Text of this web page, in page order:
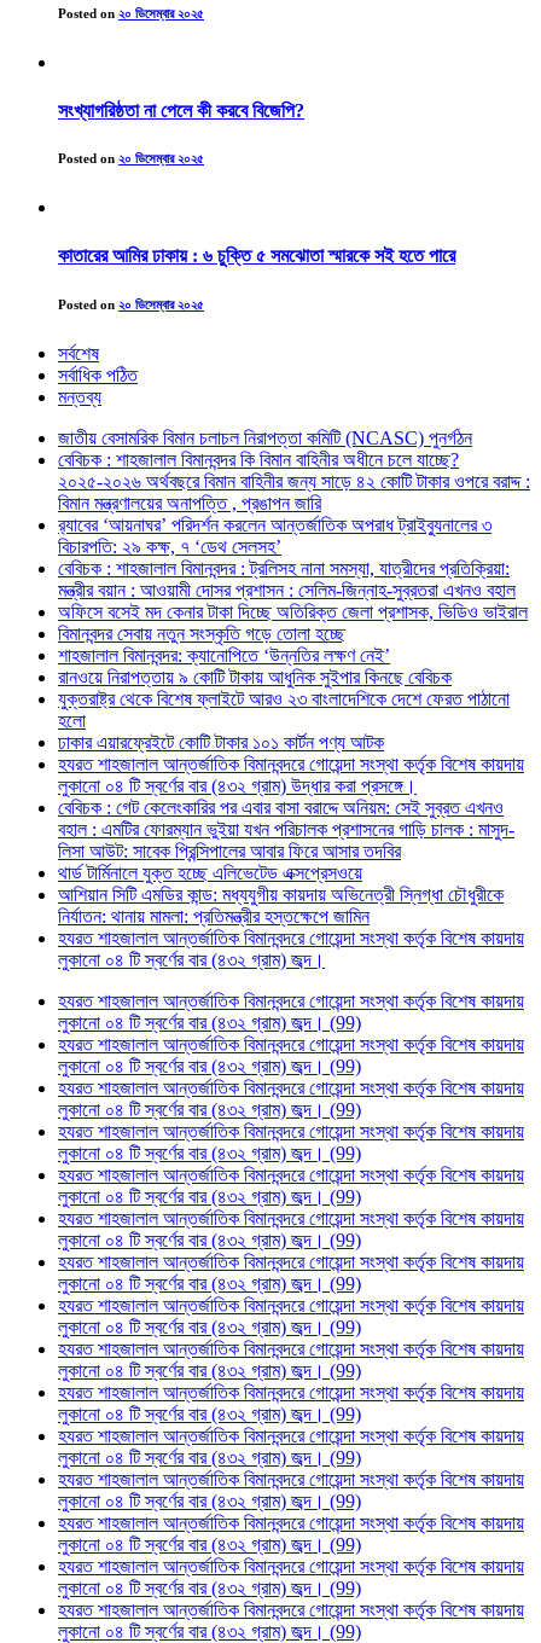
Posted on ২০ ডিসেম্বার ২০২৫
সংখ্যাগরিষ্ঠতা না পেলে কী করবে বিজেপি?
Posted on ২০ ডিসেম্বার ২০২৫
কাতারের আমির ঢাকায় : ৬ চুক্তি ৫ সমঝোতা স্মারকে সই হতে পারে
Posted on ২০ ডিসেম্বার ২০২৫
সর্বশেষ
সর্বাধিক পঠিত
মন্তব্য
জাতীয় বেসামরিক বিমান চলাচল নিরাপত্তা কমিটি (NCASC) পুনর্গঠন
বেবিচক : শাহজালাল বিমানবন্দর কি বিমান বাহিনীর অধীনে চলে যাচ্ছে?
২০২৫-২০২৬ অর্থবছরে বিমান বাহিনীর জন্য সাড়ে ৪২ কোটি টাকার ওপরে বরাদ্দ :
বিমান মন্ত্রণালয়ের অনাপত্তি , প্রঙাপন জারি
র‍্যাবের ‘আয়নাঘর’ পরিদর্শন করলেন আন্তর্জাতিক অপরাধ ট্রাইব্যুনালের ৩
বিচারপতি: ২৯ কক্ষ, ৭ ‘ডেথ সেলসহ’
বেবিচক : শাহজালাল বিমানবন্দর : ট্রলিসহ নানা সমস্যা, যাত্রীদের প্রতিক্রিয়া:
মন্ত্রীর বয়ান : আওয়ামী দোসর প্রশাসন : সেলিম-জিন্নাহ-সুব্রতরা এখনও বহাল
অফিসে বসেই মদ কেনার টাকা দিচ্ছে অতিরিক্ত জেলা প্রশাসক, ভিডিও ভাইরাল
বিমানবন্দর সেবায় নতুন সংস্কৃতি গড়ে তোলা হচ্ছে
শাহজালাল বিমানবন্দর: ক্যানোপিতে ‘উন্নতির লক্ষণ নেই’
রানওয়ে নিরাপত্তায় ৯ কোটি টাকায় আধুনিক সুইপার কিনছে বেবিচক
যুক্তরাষ্ট্র থেকে বিশেষ ফ্লাইটে আরও ২৩ বাংলাদেশিকে দেশে ফেরত পাঠানো
হলো
ঢাকার এয়ারফ্রেইটে কোটি টাকার ১০১ কার্টন পণ্য আটক
হযরত শাহজালাল আন্তর্জাতিক বিমানবন্দরে গোয়েন্দা সংস্থা কর্তৃক বিশেষ কায়দায়
লুকানো ০৪ টি স্বর্ণের বার (৪৩২ গ্রাম) উদ্ধার করা প্রসঙ্গে।
বেবিচক : গেট কেলেংকারির পর এবার বাসা বরাদ্দে অনিয়ম: সেই সুব্রত এখনও
বহাল : এমটির ফোরম্যান ভুইয়া যখন পরিচালক প্রশাসনের গাড়ি চালক : মাসুদ-
লিসা আউট: সাবেক প্রিন্সিপালের আবার ফিরে আসার তদবির
থার্ড টার্মিনালে যুক্ত হচ্ছে এলিভেটেড এক্সপ্রেসওয়ে
আশিয়ান সিটি এমডির কান্ড: মধ্যযুগীয় কায়দায় অভিনেত্রী স্নিগ্ধা চৌধুরীকে
নির্যাতন: থানায় মামলা: প্রতিমন্ত্রীর হস্তক্ষেপে জামিন
হযরত শাহজালাল আন্তর্জাতিক বিমানবন্দরে গোয়েন্দা সংস্থা কর্তৃক বিশেষ কায়দায়
লুকানো ০৪ টি স্বর্ণের বার (৪৩২ গ্রাম) জব্দ।
হযরত শাহজালাল আন্তর্জাতিক বিমানবন্দরে গোয়েন্দা সংস্থা কর্তৃক বিশেষ কায়দায়
লুকানো ০৪ টি স্বর্ণের বার (৪৩২ গ্রাম) জব্দ। (99)
হযরত শাহজালাল আন্তর্জাতিক বিমানবন্দরে গোয়েন্দা সংস্থা কর্তৃক বিশেষ কায়দায়
লুকানো ০৪ টি স্বর্ণের বার (৪৩২ গ্রাম) জব্দ। (99)
হযরত শাহজালাল আন্তর্জাতিক বিমানবন্দরে গোয়েন্দা সংস্থা কর্তৃক বিশেষ কায়দায়
লুকানো ০৪ টি স্বর্ণের বার (৪৩২ গ্রাম) জব্দ। (99)
হযরত শাহজালাল আন্তর্জাতিক বিমানবন্দরে গোয়েন্দা সংস্থা কর্তৃক বিশেষ কায়দায়
লুকানো ০৪ টি স্বর্ণের বার (৪৩২ গ্রাম) জব্দ। (99)
হযরত শাহজালাল আন্তর্জাতিক বিমানবন্দরে গোয়েন্দা সংস্থা কর্তৃক বিশেষ কায়দায়
লুকানো ০৪ টি স্বর্ণের বার (৪৩২ গ্রাম) জব্দ। (99)
হযরত শাহজালাল আন্তর্জাতিক বিমানবন্দরে গোয়েন্দা সংস্থা কর্তৃক বিশেষ কায়দায়
লুকানো ০৪ টি স্বর্ণের বার (৪৩২ গ্রাম) জব্দ। (99)
হযরত শাহজালাল আন্তর্জাতিক বিমানবন্দরে গোয়েন্দা সংস্থা কর্তৃক বিশেষ কায়দায়
লুকানো ০৪ টি স্বর্ণের বার (৪৩২ গ্রাম) জব্দ। (99)
হযরত শাহজালাল আন্তর্জাতিক বিমানবন্দরে গোয়েন্দা সংস্থা কর্তৃক বিশেষ কায়দায়
লুকানো ০৪ টি স্বর্ণের বার (৪৩২ গ্রাম) জব্দ। (99)
হযরত শাহজালাল আন্তর্জাতিক বিমানবন্দরে গোয়েন্দা সংস্থা কর্তৃক বিশেষ কায়দায়
লুকানো ০৪ টি স্বর্ণের বার (৪৩২ গ্রাম) জব্দ। (99)
হযরত শাহজালাল আন্তর্জাতিক বিমানবন্দরে গোয়েন্দা সংস্থা কর্তৃক বিশেষ কায়দায়
লুকানো ০৪ টি স্বর্ণের বার (৪৩২ গ্রাম) জব্দ। (99)
হযরত শাহজালাল আন্তর্জাতিক বিমানবন্দরে গোয়েন্দা সংস্থা কর্তৃক বিশেষ কায়দায়
লুকানো ০৪ টি স্বর্ণের বার (৪৩২ গ্রাম) জব্দ। (99)
হযরত শাহজালাল আন্তর্জাতিক বিমানবন্দরে গোয়েন্দা সংস্থা কর্তৃক বিশেষ কায়দায়
লুকানো ০৪ টি স্বর্ণের বার (৪৩২ গ্রাম) জব্দ। (99)
হযরত শাহজালাল আন্তর্জাতিক বিমানবন্দরে গোয়েন্দা সংস্থা কর্তৃক বিশেষ কায়দায়
লুকানো ০৪ টি স্বর্ণের বার (৪৩২ গ্রাম) জব্দ। (99)
হযরত শাহজালাল আন্তর্জাতিক বিমানবন্দরে গোয়েন্দা সংস্থা কর্তৃক বিশেষ কায়দায়
লুকানো ০৪ টি স্বর্ণের বার (৪৩২ গ্রাম) জব্দ। (99)
হযরত শাহজালাল আন্তর্জাতিক বিমানবন্দরে গোয়েন্দা সংস্থা কর্তৃক বিশেষ কায়দায়
লুকানো ০৪ টি স্বর্ণের বার (৪৩২ গ্রাম) জব্দ। (99)